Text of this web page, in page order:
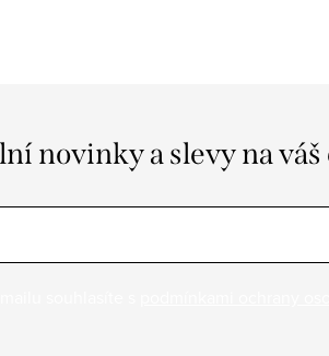
novinky a slevy na váš